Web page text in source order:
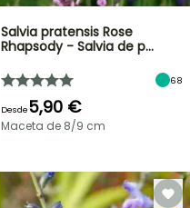
Salvia pratensis Rose
Rhapsody - Salvia de p…
68
Desde5,90 €
Maceta de 8/9 cm